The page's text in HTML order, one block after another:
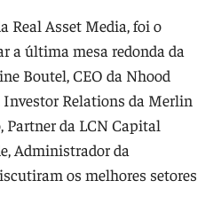
Real Asset Media, foi o
a última mesa redonda da
Boutel, CEO da Nhood
Relations da Merlin
Partner da LCN Capital
Administrador da
os melhores setores